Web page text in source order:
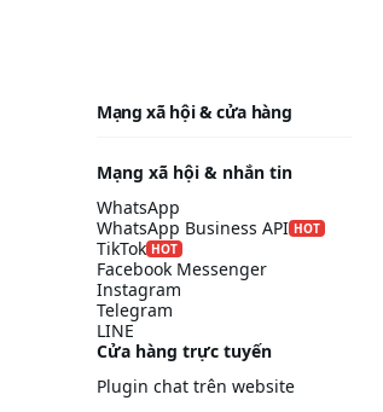
Mạng xã hội & cửa hàng
Mạng xã hội & nhắn tin
WhatsApp
WhatsApp Business API HOT
TikTok HOT
Facebook Messenger
Instagram
Telegram
LINE
Cửa hàng trực tuyến
Plugin chat trên website